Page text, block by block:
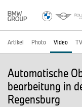
Artikel Photo Video
Automatische
bearbeitung in
Regensburg